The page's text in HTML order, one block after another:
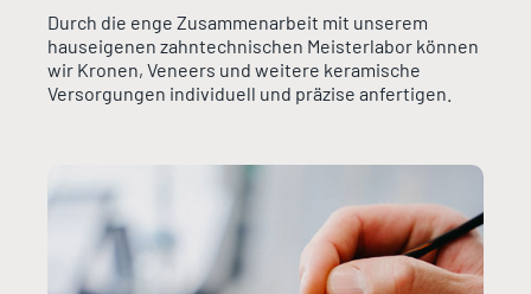
Durch die enge Zusammenarbeit mit unserem
hauseigenen zahntechnischen Meisterlabor können
wir Kronen, Veneers und weitere keramische
Versorgungen individuell und präzise anfertigen.